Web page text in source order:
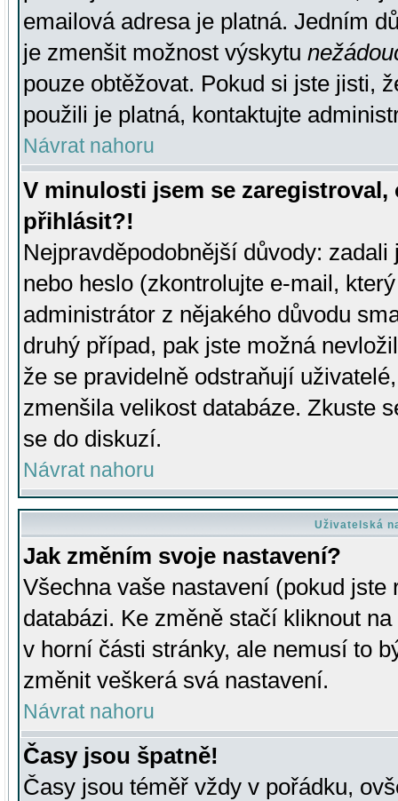
emailová adresa je platná. Jedním
je zmenšit možnost výskytu
pouze obtěžovat. Pokud si jste jisti,
použili je platná, kontaktujte
Návrat nahoru
V minulosti jsem se
přihlásit?!
Nejpravděpodobnější důvody:
nebo heslo (zkontrolujte e-mail,
administrátor z nějakého důvodu
druhý případ, pak jste možná
že se pravidelně odstraňují
zmenšila velikost databáze. Zkuste
se do diskuzí.
Návrat nahoru
Uživatelská
Jak změním svoje nastavení?
Všechna vaše nastavení (pokud
databázi. Ke změně stačí kliknout
v horní části stránky, ale nemusí to
změnit veškerá svá nastavení.
Návrat nahoru
Časy jsou špatně!
Časy jsou téměř vždy v pořádku,